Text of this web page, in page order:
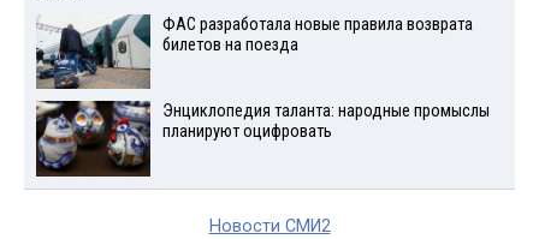
ФАС разработала новые правила возврата
билетов на поезда
Энциклопедия таланта: народные промыслы
планируют оцифровать
Новости СМИ2